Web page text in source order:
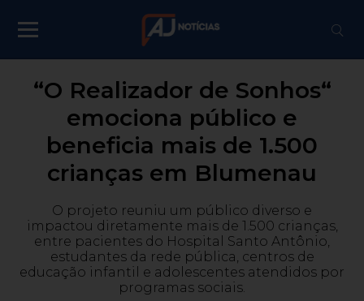
“O Realizador de Sonhos“
emociona público e
beneficia mais de 1.500
crianças em Blumenau
O projeto reuniu um público diverso e
impactou diretamente mais de 1.500 crianças,
entre pacientes do Hospital Santo Antônio,
estudantes da rede pública, centros de
educação infantil e adolescentes atendidos por
programas sociais.